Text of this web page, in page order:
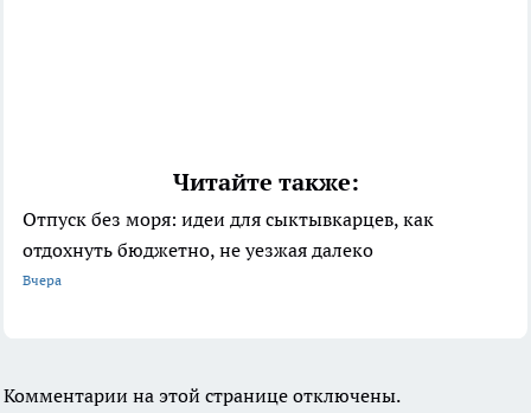
Читайте также:
Отпуск без моря: идеи для сыктывкарцев, как
отдохнуть бюджетно, не уезжая далеко
Вчера
Комментарии на этой странице отключены.